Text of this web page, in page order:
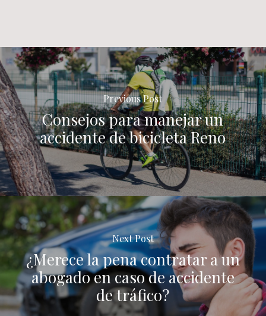
Previous Post
Consejos para manejar un
accidente de bicicleta Reno
Next Post
¿Merece la pena contratar a un
abogado en caso de accidente
de tráfico?